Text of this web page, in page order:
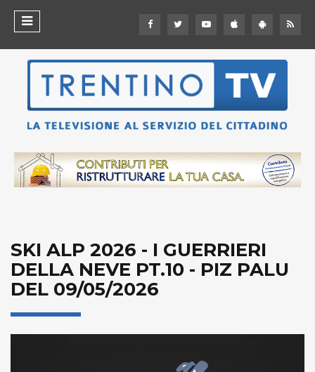
SKI ALP 2026 - I GUERRIERI
DELLA NEVE PT.10 - PIZ PALU
DEL 09/05/2026